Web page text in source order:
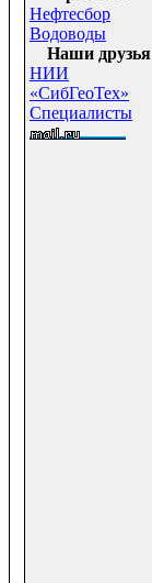
Нефтесбор
Водоводы
Наши друзья
НИИ
«СибГеоТех»
Специалисты